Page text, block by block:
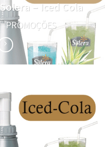
– Iced Cola
PROMOÇÕES